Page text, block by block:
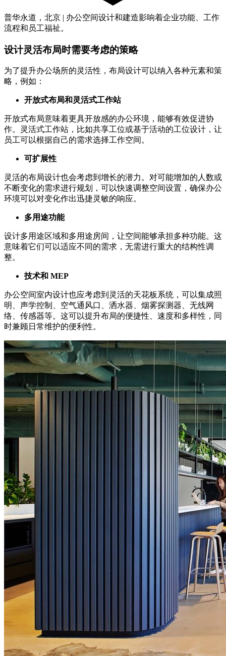
普华永道，北京 | 办公空间设计和建造影响着企业功能、工作
流程和员工福祉。
设计灵活布局时需要考虑的策略
为了提升办公场所的灵活性，布局设计可以纳入各种元素和策
略，例如：
开放式布局和灵活式工作站
开放式布局意味着更具开放感的办公环境，能够有效促进协
作。灵活式工作站，比如共享工位或基于活动的工位设计，让
员工可以根据自己的需求选择工作空间。
可扩展性
灵活的布局设计也会考虑到增长的潜力。对可能增加的人数或
不断变化的需求进行规划，可以快速调整空间设置，确保办公
环境可以对变化作出迅捷灵敏的响应。
多用途功能
设计多用途区域和多用途房间，让空间能够承担多种功能。这
意味着它们可以适应不同的需求，无需进行重大的结构性调
整。
技术和 MEP
办公空间室内设计也应考虑到灵活的天花板系统，可以集成照
明、声学控制、空气通风口、洒水器、烟雾探测器、无线网
络、传感器等。这可以提升布局的便捷性、速度和多样性，同
时兼顾日常维护的便利性。